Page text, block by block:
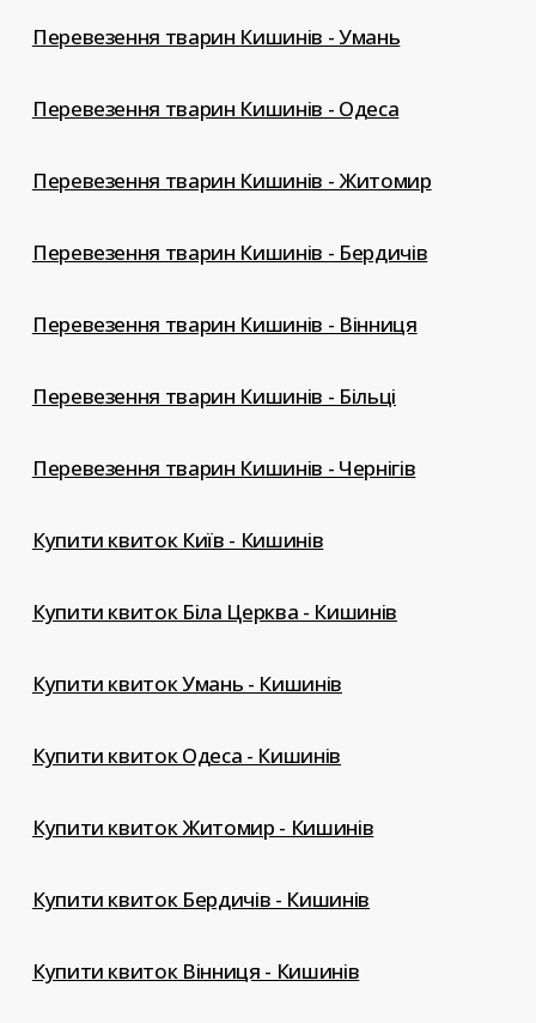
Перевезення тварин Кишинів - Умань
Перевезення тварин Кишинів - Одеса
Перевезення тварин Кишинів - Житомир
Перевезення тварин Кишинів - Бердичів
Перевезення тварин Кишинів - Вінниця
Перевезення тварин Кишинів - Більці
Перевезення тварин Кишинів - Чернігів
Купити квиток Київ - Кишинів
Купити квиток Біла Церква - Кишинів
Купити квиток Умань - Кишинів
Купити квиток Одеса - Кишинів
Купити квиток Житомир - Кишинів
Купити квиток Бердичів - Кишинів
Купити квиток Вінниця - Кишинів